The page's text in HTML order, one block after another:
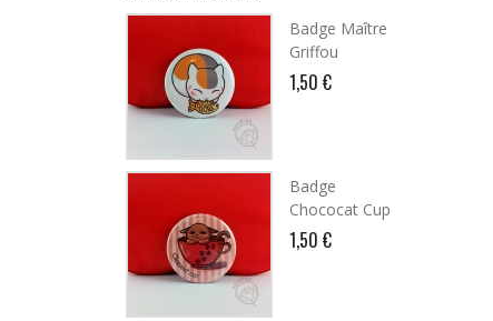
Badge Maître
Griffou
1,50 €
Badge
Chococat Cup
1,50 €